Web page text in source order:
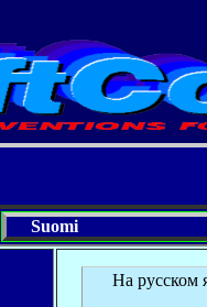
Suomi
На русском